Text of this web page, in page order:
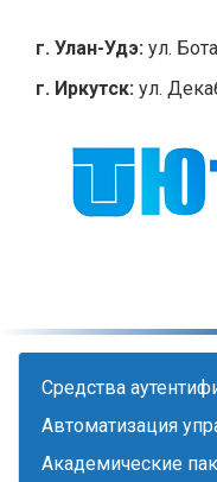
содержанию
г. Улан-Удэ: ул.
г. Иркутск: ул.
Cредства
Автоматизация
Академические